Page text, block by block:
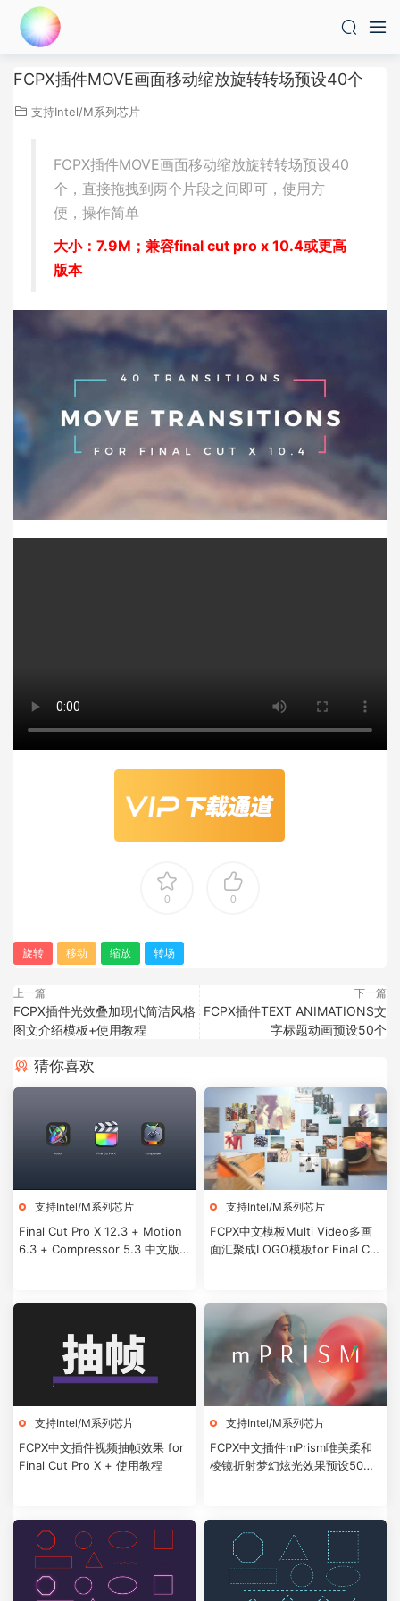
FCPX插件MOVE画面移动缩放旋转转场预设40个
支持Intel/M系列芯片
FCPX插件MOVE画面移动缩放旋转转场预设40
个，直接拖拽到两个片段之间即可，使用方
便，操作简单
大小：7.9M；兼容final cut pro x 10.4或更高
版本
0 0
旋转 移动 缩放 转场
上一篇
FCPX插件光效叠加现代简洁风格
图文介绍模板+使用教程
下一篇
FCPX插件TEXT ANIMATIONS文
字标题动画预设50个
猜你喜欢
支持Intel/M系列芯片
Final Cut Pro X 12.3 + Motion
6.3 + Compressor 5.3 中文版/
支持Intel/M系列芯片
FCPX中文模板Multi Video多画
面汇聚成LOGO模板for Final Cut
支持Intel/M系列芯片
FCPX中文插件视频抽帧效果 for
Final Cut Pro X + 使用教程
支持Intel/M系列芯片
FCPX中文插件mPrism唯美柔和
棱镜折射梦幻炫光效果预设50个